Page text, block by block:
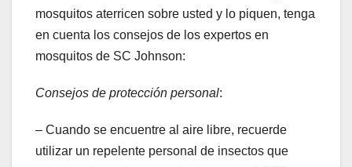
mosquitos aterricen sobre usted y lo piquen, tenga
en cuenta los consejos de los expertos en
mosquitos de SC Johnson:
Consejos de protección personal:
– Cuando se encuentre al aire libre, recuerde
utilizar un repelente personal de insectos que